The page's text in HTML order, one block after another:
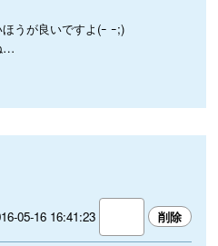
うが良いですよ(ｰ ｰ;)
…
05-16 16:41:23